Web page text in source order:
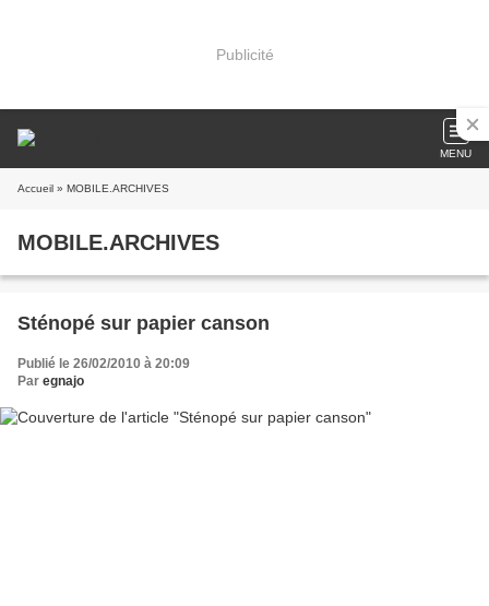
Publicité
MENU
Accueil » MOBILE.ARCHIVES
MOBILE.ARCHIVES
Sténopé sur papier canson
Publié le 26/02/2010 à 20:09
Par egnajo